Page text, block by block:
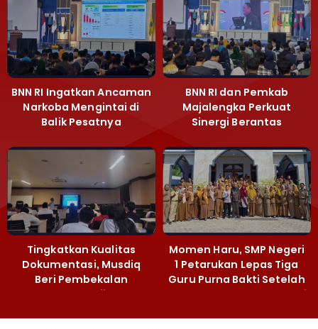
BNN RI Ingatkan Ancaman
Narkoba Mengintai di
Balik Pesatnya
Majalengka
BNN RI dan Pemkab
Majalengka Perkuat
Sinergi Berantas
Narkoba
Tingkatkan Kualitas
Dokumentasi, Musdiq
Beri Pembekalan
Fotografi ‎
Momen Haru, SMP Negeri
1 Petarukan Lepas Tiga
Guru Purna Bakti Setelah
Puluhan Tahun Mengabdi